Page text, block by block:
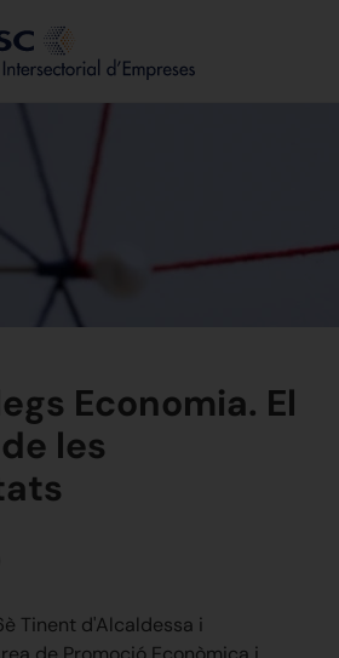
Economia. El
les
Tinent d'Alcaldessa i